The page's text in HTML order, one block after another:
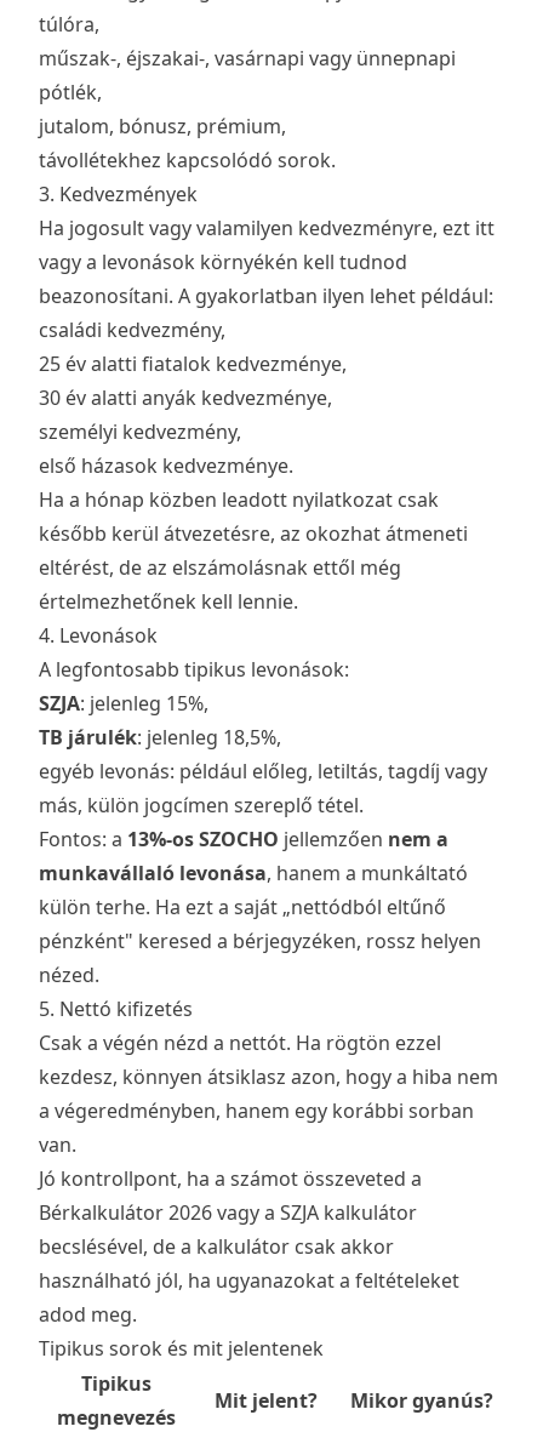
túlóra,
műszak-, éjszakai-, vasárnapi vagy ünnepnapi
pótlék,
jutalom, bónusz, prémium,
távollétekhez kapcsolódó sorok.
3. Kedvezmények
Ha jogosult vagy valamilyen kedvezményre, ezt itt
vagy a levonások környékén kell tudnod
beazonosítani. A gyakorlatban ilyen lehet például:
családi kedvezmény,
25 év alatti fiatalok kedvezménye,
30 év alatti anyák kedvezménye,
személyi kedvezmény,
első házasok kedvezménye.
Ha a hónap közben leadott nyilatkozat csak
később kerül átvezetésre, az okozhat átmeneti
eltérést, de az elszámolásnak ettől még
értelmezhetőnek kell lennie.
4. Levonások
A legfontosabb tipikus levonások:
SZJA: jelenleg 15%,
TB járulék: jelenleg 18,5%,
egyéb levonás: például előleg, letiltás, tagdíj vagy
más, külön jogcímen szereplő tétel.
Fontos: a 13%-os SZOCHO jellemzően nem a
munkavállaló levonása, hanem a munkáltató
külön terhe. Ha ezt a saját „nettódból eltűnő
pénzként" keresed a bérjegyzéken, rossz helyen
nézed.
5. Nettó kifizetés
Csak a végén nézd a nettót. Ha rögtön ezzel
kezdesz, könnyen átsiklasz azon, hogy a hiba nem
a végeredményben, hanem egy korábbi sorban
van.
Jó kontrollpont, ha a számot összeveted a
Bérkalkulátor 2026vagy a SZJA kalkulátor
becslésével, de a kalkulátor csak akkor
használható jól, ha ugyanazokat a feltételeket
adod meg.
Tipikus sorok és mit jelentenek
Tipikus
megnevezés
Mit jelent? Mikor gyanús?